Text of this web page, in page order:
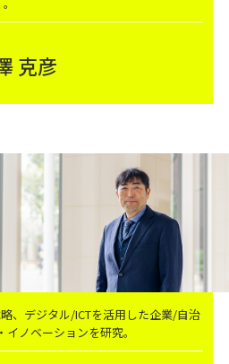
克彦
、デジタル/ICTを活用した企業/自治
ノベーションを研究。